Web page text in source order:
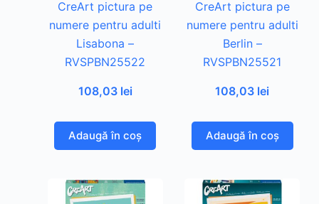
CreArt pictura pe
numere pentru adulti
Lisabona –
RVSPBN25522
108,03 lei
Adaugă în coș
CreArt pictura pe
numere pentru adulti
Berlin –
RVSPBN25521
108,03 lei
Adaugă în coș